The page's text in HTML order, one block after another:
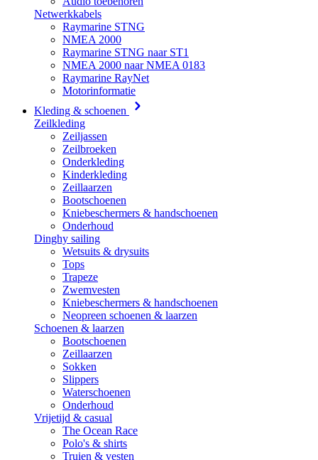
Netwerkkabels
Raymarine STNG
NMEA 2000
Raymarine STNG naar ST1
NMEA 2000 naar NMEA 0183
Raymarine RayNet
Motorinformatie
Kleding & schoenen
Zeilkleding
Zeiljassen
Zeilbroeken
Onderkleding
Kinderkleding
Zeillaarzen
Bootschoenen
Kniebeschermers & handschoenen
Onderhoud
Dinghy sailing
Wetsuits & drysuits
Tops
Trapeze
Zwemvesten
Kniebeschermers & handschoenen
Neopreen schoenen & laarzen
Schoenen & laarzen
Bootschoenen
Zeillaarzen
Sokken
Slippers
Waterschoenen
Onderhoud
Vrijetijd & casual
The Ocean Race
Polo's & shirts
Truien & vesten